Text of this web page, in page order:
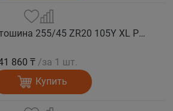
COMFORSER Автошина 255/45 ZR20 105Y XL PURESPEED лето
860 ₸ /за 1 шт.
Купить